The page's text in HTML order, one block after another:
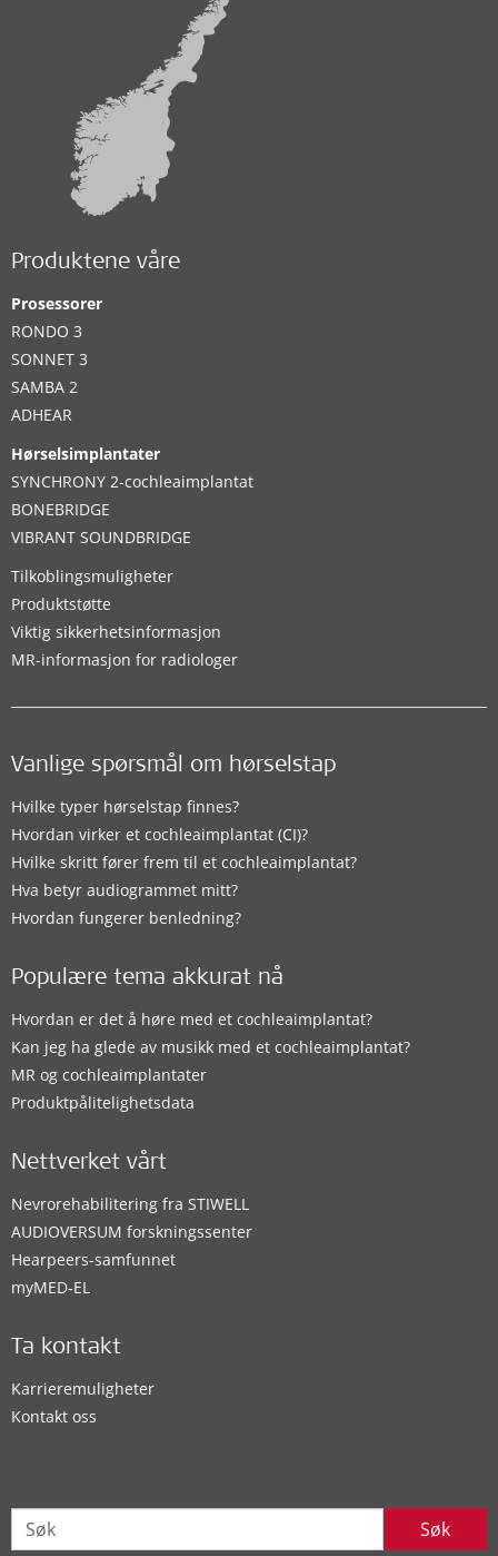
Produktene våre
Prosessorer
RONDO 3
SONNET 3
SAMBA 2
ADHEAR
Hørselsimplantater
SYNCHRONY 2-cochleaimplantat
BONEBRIDGE
VIBRANT SOUNDBRIDGE
Tilkoblingsmuligheter
Produktstøtte
Viktig sikkerhetsinformasjon
MR-informasjon for radiologer
Vanlige spørsmål om hørselstap
Hvilke typer hørselstap finnes?
Hvordan virker et cochleaimplantat (CI)?
Hvilke skritt fører frem til et cochleaimplantat?
Hva betyr audiogrammet mitt?
Hvordan fungerer benledning?
Populære tema akkurat nå
Hvordan er det å høre med et cochleaimplantat?
Kan jeg ha glede av musikk med et cochleaimplantat?
MR og cochleaimplantater
Produktpålitelighetsdata
Nettverket vårt
Nevrorehabilitering fra STIWELL
AUDIOVERSUM forskningssenter
Hearpeers-samfunnet
myMED‑EL
Ta kontakt
Karrieremuligheter
Kontakt oss
Søk